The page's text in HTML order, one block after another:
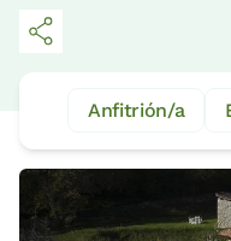
Anfitrión/a